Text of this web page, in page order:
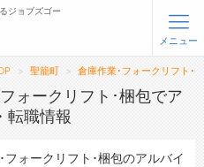
ログイン
ジョブズゴー
メニュー
聖籠町 倉庫作業･フォークリフト･
ォークリフト･梱包でア
転職情報
ォークリフト･梱包のアルバイ